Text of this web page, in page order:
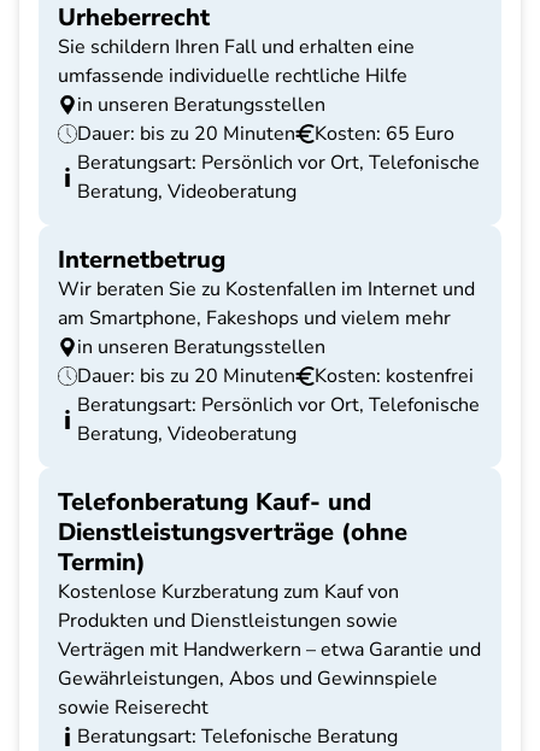
Urheberrecht
Sie schildern Ihren Fall und erhalten eine
umfassende individuelle rechtliche Hilfe
in unseren Beratungsstellen
Dauer: bis zu 20 Minuten
Kosten: 65 Euro
Beratungsart: Persönlich vor Ort, Telefonische
Beratung, Videoberatung
Internetbetrug
Wir beraten Sie zu Kostenfallen im Internet und
am Smartphone, Fakeshops und vielem mehr
in unseren Beratungsstellen
Dauer: bis zu 20 Minuten
Kosten: kostenfrei
Beratungsart: Persönlich vor Ort, Telefonische
Beratung, Videoberatung
Telefonberatung Kauf- und
Dienstleistungsverträge (ohne
Termin)
Kostenlose Kurzberatung zum Kauf von
Produkten und Dienstleistungen sowie
Verträgen mit Handwerkern – etwa Garantie und
Gewährleistungen, Abos und Gewinnspiele
sowie Reiserecht
Beratungsart: Telefonische Beratung